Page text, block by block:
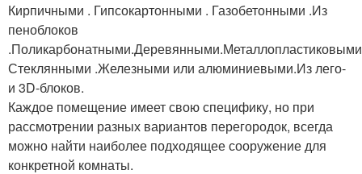
Кирпичными . Гипсокартонными . Газобетонными .Из
пеноблоков
Стеклянными .Железными или алюминиевыми.Из лего-
и 3D-блоков.
Каждое помещение имеет свою специфику, но при
рассмотрении разных вариантов перегородок, всегда
можно найти наиболее подходящее сооружение для
конкретной комнаты.